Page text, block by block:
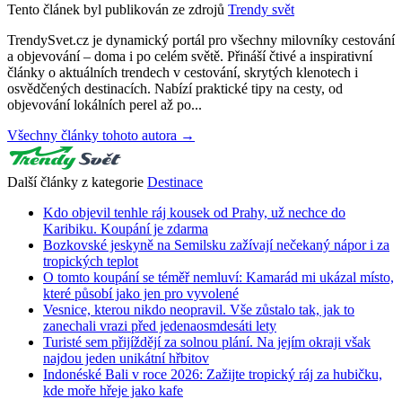
Tento článek byl publikován ze zdrojů Trendy svět
TrendySvet.cz je dynamický portál pro všechny milovníky cestování
a objevování – doma i po celém světě. Přináší čtivé a inspirativní
články o aktuálních trendech v cestování, skrytých klenotech i
osvědčených destinacích. Nabízí praktické tipy na cesty, od
objevování lokálních perel až po...
Všechny články tohoto autora →
Další články z kategorie Destinace
Kdo objevil tenhle ráj kousek od Prahy, už nechce do
Karibiku. Koupání je zdarma
Bozkovské jeskyně na Semilsku zažívají nečekaný nápor i za
tropických teplot
O tomto koupání se téměř nemluví: Kamarád mi ukázal místo,
které působí jako jen pro vyvolené
Vesnice, kterou nikdo neopravil. Vše zůstalo tak, jak to
zanechali vrazi před jedenaosmdesáti lety
Turisté sem přijíždějí za solnou plání. Na jejím okraji však
najdou jeden unikátní hřbitov
Indonéské Bali v roce 2026: Zažijte tropický ráj za hubičku,
kde moře hřeje jako kafe